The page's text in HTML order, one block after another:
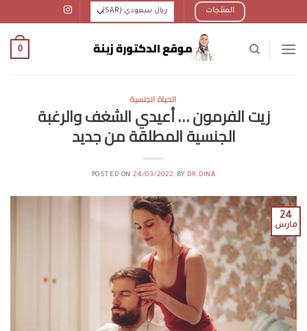
to
المنتجات
0
الحياة الجنسية
زيت الفرمون … أعيدي الشغف والرغبة
الجنسية المطلقة من جديد
POSTED ON24/03/2022 BY DR.DINA
24
مارس